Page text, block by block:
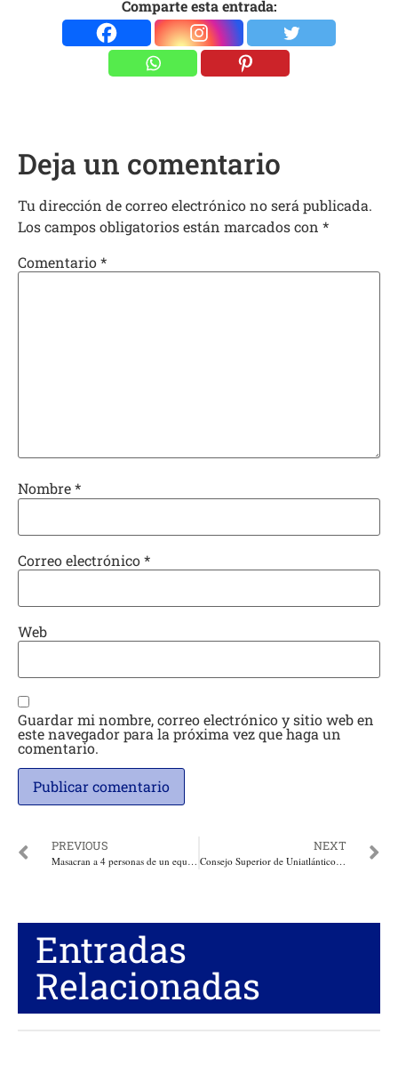
Comparte esta entrada:
Deja un comentario
Tu dirección de correo electrónico no será publicada.
Los campos obligatorios están marcados con *
Comentario*
Nombre*
Correo electrónico*
Web
Guardar mi nombre, correo electrónico y sitio web en
este navegador para la próxima vez que haga un
comentario.
PREVIOUS
Masacran a 4 personas de un equipo de trabajo relacionado con el agro, en el sector de El Palo, en Corinto, Cauca
NEXT
Consejo Superior de Uniatlántico nombra al profesor Jorge Restrepo Pimienta como rector encargado de la institución
Entradas
Relacionadas